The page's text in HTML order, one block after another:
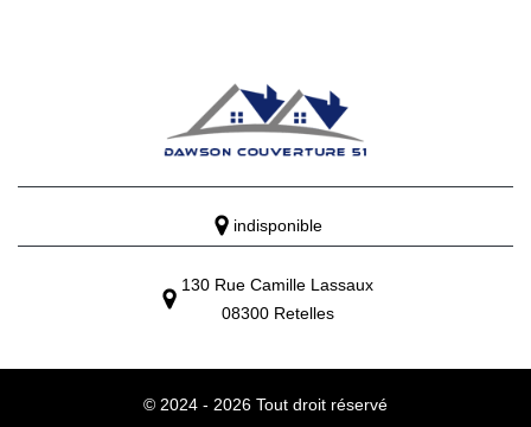
indisponible
130 Rue Camille Lassaux
08300 Retelles
© 2024 - 2026 Tout droit réservé